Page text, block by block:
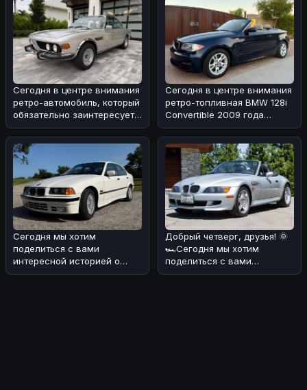
Сегодня в центре внимания
ретро-автомобиль, который
обязательно заинтересует
поклонников BMW! 🏎Речь
Сегодня в центре внимания
ретро-топливная BMW 128i
Convertible 2009 года
выпуска с 6-скоростной
коро
Сегодня мы хотим
поделиться с вами
интересной историей о
редком экземпляре BMW
Добрый четверг, друзья! 🌞
🏎Сегодня мы хотим
поделиться с вами
интересной находкой -